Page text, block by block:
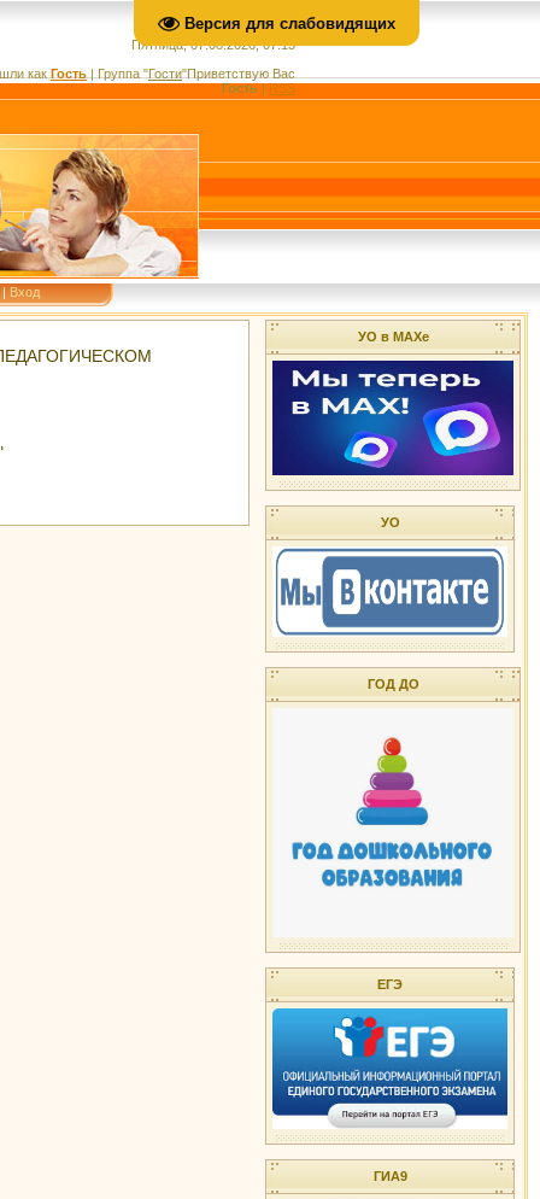
Версия для слабовидящих
Пятница, 07.08.2026, 07:13
как Гость | Группа "Гости"Приветствую Вас
Гость|RSS
Вход
УО в МАХе
УО
ГОД ДО
ЕГЭ
ГИА9